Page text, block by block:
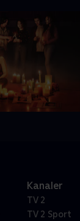
Kanaler
TV 2
TV 2 Sport